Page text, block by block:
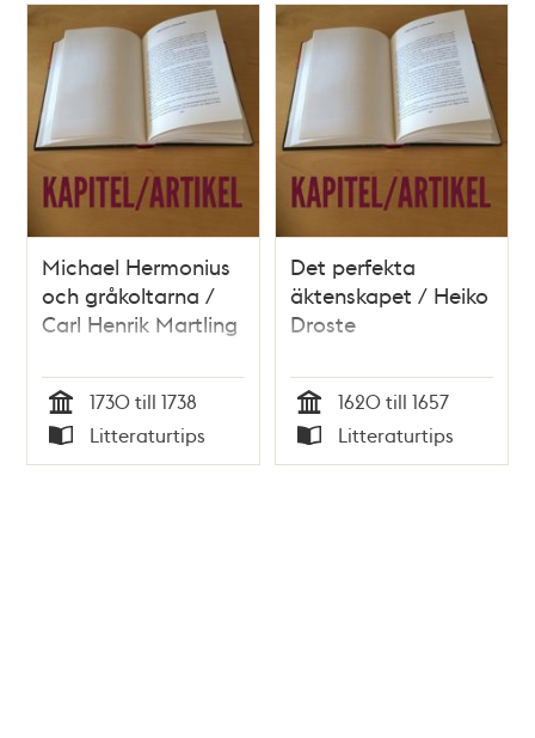
Michael Hermonius
och gråkoltarna /
Carl Henrik Martling
Tid
1730 till 1738
Typ
Litteraturtips
Det perfekta
äktenskapet / Heiko
Droste
Tid
1620 till 1657
Typ
Litteraturtips